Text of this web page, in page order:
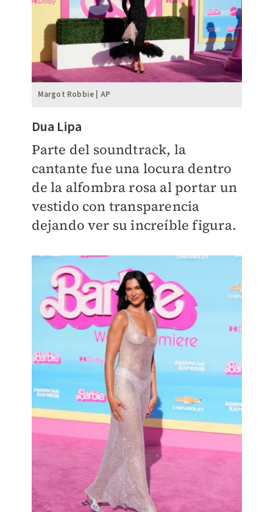
Margot Robbie | AP
Dua Lipa
Parte del soundtrack, la
cantante fue una locura dentro
de la alfombra rosa al portar un
vestido con transparencia
dejando ver su increíble figura.